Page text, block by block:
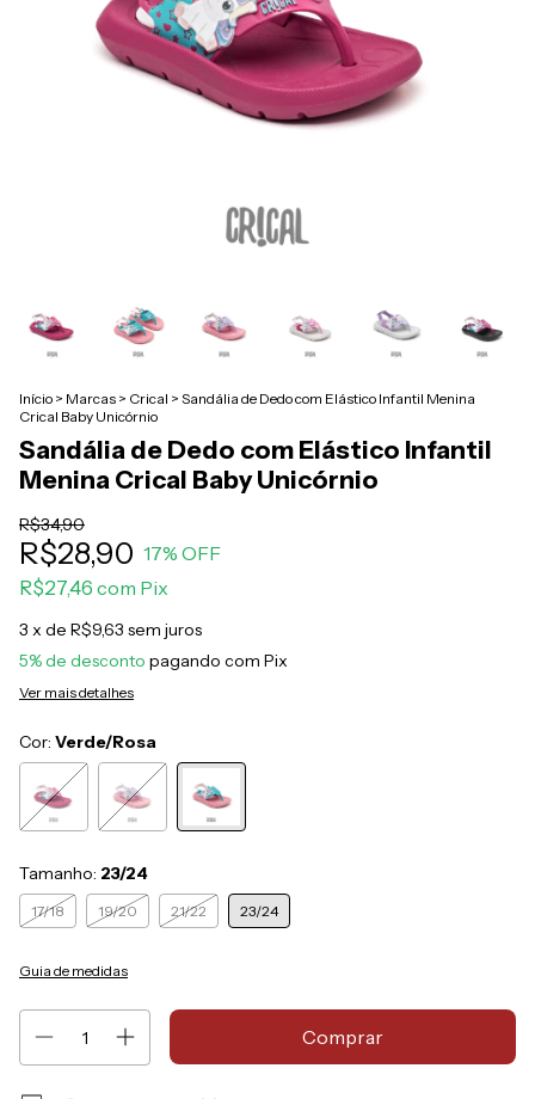
Início > Marcas > Crical > Sandália de Dedo com Elástico Infantil Menina
Crical Baby Unicórnio
Sandália de Dedo com Elástico Infantil
Menina Crical Baby Unicórnio
R$34,90
R$28,90 17% OFF
R$27,46 com Pix
3 x de R$9,63 sem juros
5% de desconto pagando com Pix
Ver mais detalhes
Cor: Verde/Rosa
Tamanho: 23/24
17/18 19/20 21/22 23/24
Guia de medidas